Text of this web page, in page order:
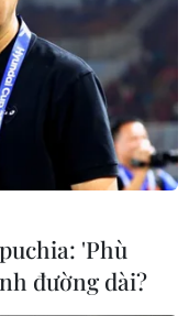
'Phù
đường dài?